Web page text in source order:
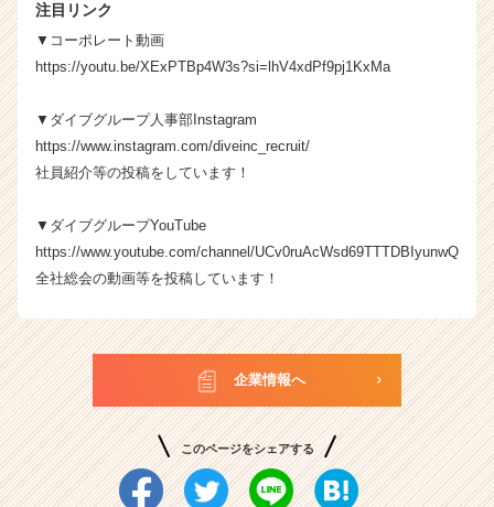
注目リンク
▼コーポレート動画
https://youtu.be/XExPTBp4W3s?si=lhV4xdPf9pj1KxMa
▼ダイブグループ人事部Instagram
https://www.instagram.com/diveinc_recruit/
社員紹介等の投稿をしています！
▼ダイブグループYouTube
https://www.youtube.com/channel/UCv0ruAcWsd69TTTDBIyunwQ
全社総会の動画等を投稿しています！
企業情報へ
このページをシェアする